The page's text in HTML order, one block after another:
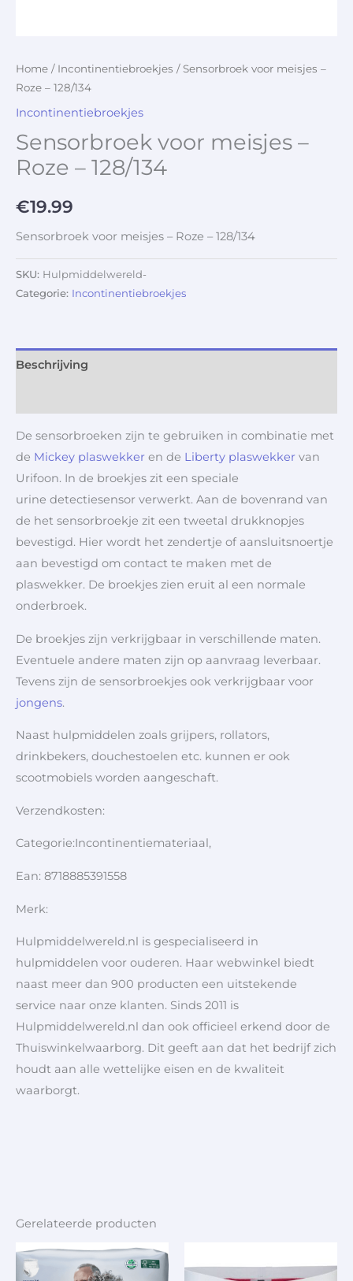
Home / Incontinentiebroekjes / Sensorbroek voor meisjes –
Roze – 128/134
Incontinentiebroekjes
Sensorbroek voor meisjes –
Roze – 128/134
€19.99
Sensorbroek voor meisjes – Roze – 128/134
SKU: Hulpmiddelwereld-
Categorie: Incontinentiebroekjes
Beschrijving
De sensorbroeken zijn te gebruiken in combinatie met
de Mickey plaswekker en de Liberty plaswekker van
Urifoon. In de broekjes zit een speciale
urine detectiesensor verwerkt. Aan de bovenrand van
de het sensorbroekje zit een tweetal drukknopjes
bevestigd. Hier wordt het zendertje of aansluitsnoertje
aan bevestigd om contact te maken met de
plaswekker. De broekjes zien eruit al een normale
onderbroek.
De broekjes zijn verkrijgbaar in verschillende maten.
Eventuele andere maten zijn op aanvraag leverbaar.
Tevens zijn de sensorbroekjes ook verkrijgbaar voor
jongens.
Naast hulpmiddelen zoals grijpers, rollators,
drinkbekers, douchestoelen etc. kunnen er ook
scootmobiels worden aangeschaft.
Verzendkosten:
Categorie:Incontinentiemateriaal,
Ean: 8718885391558
Merk:
Hulpmiddelwereld.nl is gespecialiseerd in
hulpmiddelen voor ouderen. Haar webwinkel biedt
naast meer dan 900 producten een uitstekende
service naar onze klanten. Sinds 2011 is
Hulpmiddelwereld.nl dan ook officieel erkend door de
Thuiswinkelwaarborg. Dit geeft aan dat het bedrijf zich
houdt aan alle wettelijke eisen en de kwaliteit
waarborgt.
Gerelateerde producten